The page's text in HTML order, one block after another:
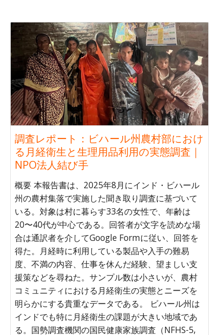
調査レポート：ビハール州農村部におけ
る月経衛生と生理用品利用の実態調査｜
NPO法人結び手
概要 本報告書は、2025年8月にインド・ビハール
州の農村集落で実施した聞き取り調査に基づいて
いる。対象は村に暮らす33名の女性で、年齢は
20〜40代が中心である。回答者が文字を読めな場
合は通訳者を介してGoogle Formに従い、回答を
得た。月経時に利用している製品や入手の難易
度、不満の内容、仕事を休んだ経験、望ましい支
援策などを尋ねた。サンプル数は小さいが、農村
コミュニティにおける月経衛生の実態とニーズを
明らかにする貴重なデータである。 ビハール州は
インドでも特に月経衛生の課題が大きい地域であ
る。国勢調査機関の国民健康家族調査（NFHS-5,